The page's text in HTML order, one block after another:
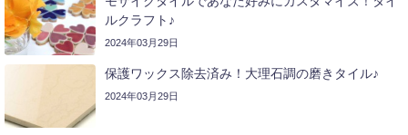
ルクラフト♪
2024年03月29日
保護ワックス除去済み！大理石調の磨きタイル♪
2024年03月29日